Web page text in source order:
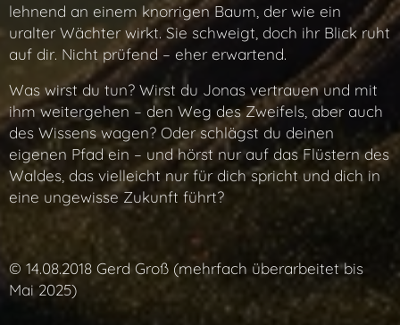
lehnend an einem knorrigen Baum, der wie ein
uralter Wächter wirkt. Sie schweigt, doch ihr Blick ruht
auf dir. Nicht prüfend – eher erwartend.
Was wirst du tun? Wirst du Jonas vertrauen und mit
ihm weitergehen – den Weg des Zweifels, aber auch
des Wissens wagen? Oder schlägst du deinen
eigenen Pfad ein – und hörst nur auf das Flüstern des
Waldes, das vielleicht nur für dich spricht und dich in
eine ungewisse Zukunft führt?
© 14.08.2018 Gerd Groß (mehrfach überarbeitet bis
Mai 2025)